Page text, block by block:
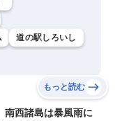
道の駅しろいし
もっと読む
西諸島は暴風雨に